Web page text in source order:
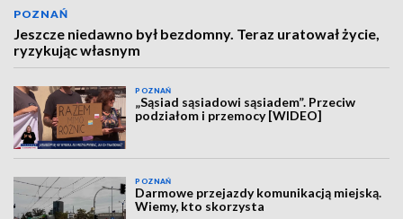
POZNAŃ
Jeszcze niedawno był bezdomny. Teraz uratował życie,
ryzykując własnym
POZNAŃ
„Sąsiad sąsiadowi sąsiadem”. Przeciw
podziałom i przemocy [WIDEO]
POZNAŃ
Darmowe przejazdy komunikacją miejską.
Wiemy, kto skorzysta